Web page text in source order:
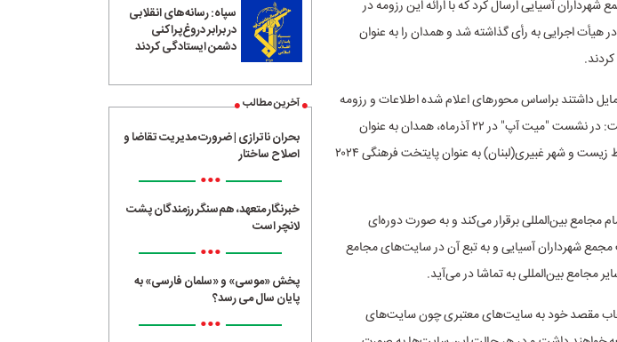
آسیایی ارسال کرد که با ارائه این رزومه در
بررسی و در هیأت اجرایی به رأی گذاشته شد و همدان را به عنوان
داشتند براساس محورهای اعلام شده اطلاعات و رزومه
خود را به مجمع شهرداران آسیایی ارائه داده بودند، گفت: در نشست "میت آپ" در ۲۲ آذرماه، همدان به عنوان
پایتخت گردشگری آسیا، شیراز به عنوان پایتخت محیط زیست و شهر غبیری(لبنان) به عنوان پایتخت فرهنگی ۲۰۲۴
مجامع بین‌المللی برقرار می‌کند و به صورت دوره‌ای
شهرداران آسیایی و به تبع آن در سایت‌های مجامع
مقصد خود به سایت‌های معتبری چون سایت‌های
سپاه: رسانه‌های انقلابی
در برابر دروغ‌پراکنی
دشمن ایستادگی کردند
آخرین مطالب
بحران ناترازی | ضرورت مدیریت تقاضا و
اصلاح ساختار
•••
خبرنگار متعهد، هم‌سنگر رزمندگان پشت
لانچر است
•••
پخش «موسی» و «سلمان فارسی» به
پایان سال می رسد؟
•••